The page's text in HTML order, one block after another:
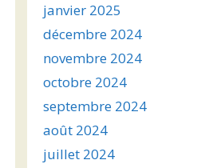
janvier 2025
décembre 2024
novembre 2024
octobre 2024
septembre 2024
août 2024
juillet 2024